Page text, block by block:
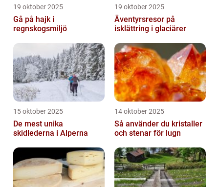
19 oktober 2025
Gå på hajk i
regnskogsmiljö
19 oktober 2025
Äventyrsresor på
isklättring i glaciärer
15 oktober 2025
De mest unika
skidlederna i Alperna
14 oktober 2025
Så använder du kristaller
och stenar för lugn